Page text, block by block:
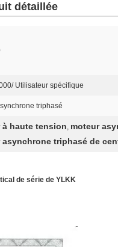
détaillée
Utilisateur spécifique
triphasé
à haute tension, moteur
asynchrone triphasé de
de série de YLKK